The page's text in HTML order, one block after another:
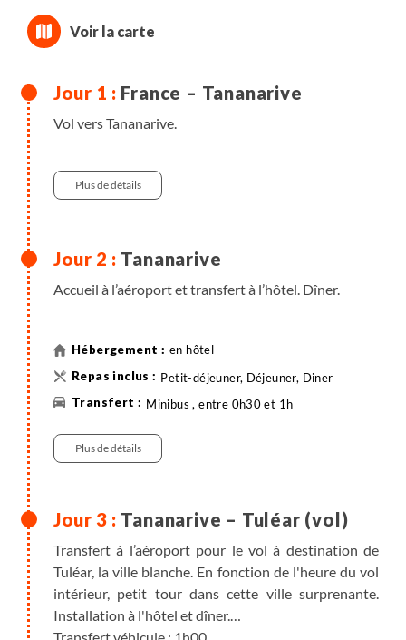
France – Tananarive
Vol vers Tananarive.
Plus de détails
Tananarive
Accueil à l’aéroport et transfert à l’hôtel. Dîner.
en hôtel
Petit-déjeuner, Déjeuner, Diner
Minibus , entre 0h30 et 1h
Plus de détails
Tananarive – Tuléar (vol)
Transfert à l’aéroport pour le vol à destination de
Tuléar, la ville blanche. En fonction de l'heure du vol
intérieur, petit tour dans cette ville surprenante.
Installation à l'hôtel et dîner.